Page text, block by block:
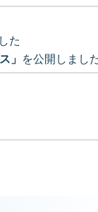
た
」 を公開しまし